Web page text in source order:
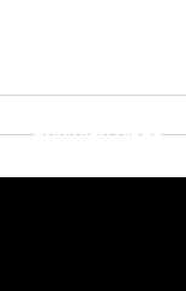
THƯ VIỆN VIDEO